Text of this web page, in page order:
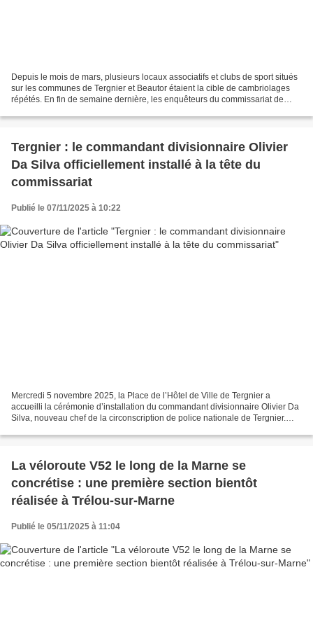
Depuis le mois de mars, plusieurs locaux associatifs et clubs de sport situés
sur les communes de Tergnier et Beautor étaient la cible de cambriolages
répétés. En fin de semaine dernière, les enquêteurs du commissariat de
Tergnier : le commandant divisionnaire Olivier
Da Silva officiellement installé à la tête du
commissariat
Publié le 07/11/2025 à 10:22
Mercredi 5 novembre 2025, la Place de l’Hôtel de Ville de Tergnier a
accueilli la cérémonie d’installation du commandant divisionnaire Olivier Da
Silva, nouveau chef de la circonscription de police nationale de Tergnier.
La véloroute V52 le long de la Marne se
concrétise : une première section bientôt
réalisée à Trélou-sur-Marne
Publié le 05/11/2025 à 11:04